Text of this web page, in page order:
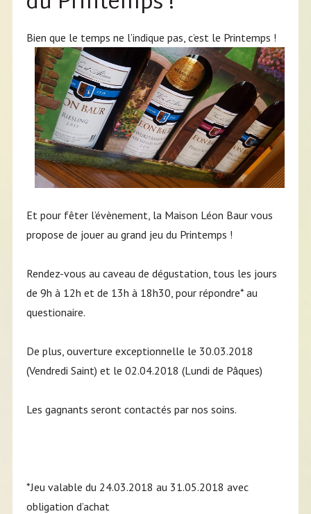
Bien que le temps ne l’indique pas, c’est le Printemps !
Et pour fêter l’évènement, la Maison Léon Baur vous
propose de jouer au grand jeu du Printemps !
Rendez-vous au caveau de dégustation, tous les jours
de 9h à 12h et de 13h à 18h30, pour répondre* au
questionaire.
De plus, ouverture exceptionnelle le 30.03.2018
(Vendredi Saint) et le 02.04.2018 (Lundi de Pâques)
Les gagnants seront contactés par nos soins.
*Jeu valable du 24.03.2018 au 31.05.2018 avec
obligation d’achat